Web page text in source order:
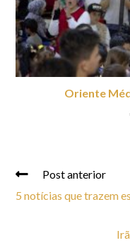
Oriente
Post anterior
5 notícias que trazem